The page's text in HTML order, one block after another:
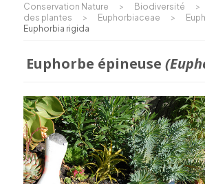
Conservation Nature > Biodiversité >
des plantes
> Euphorbiaceae >
Euphorbia rigida
Euphorbe épineuse